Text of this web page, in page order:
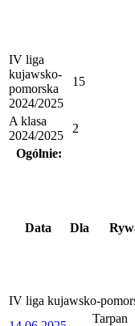
IV liga
kujawsko-
pomorska
2024/2025
15
A klasa
2024/2025
2
Ogólnie:
Data Dla
IV liga kujawsko-
Tarpan